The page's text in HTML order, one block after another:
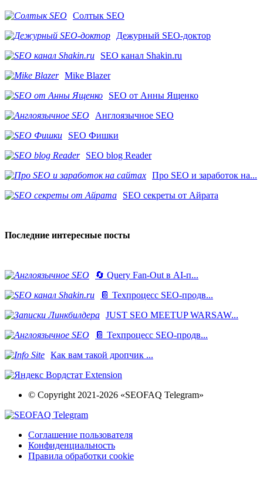
Солтык SEO
Дежурный SEO-доктор
SEO канал Shakin.ru
Mike Blazer
SEO от Анны Ященко
Англоязычное SEO
SEO Фишки
SEO blog Reader
Про SEO и заработок на...
SEO секреты от Айрата
Последние интересные посты
🔄 Query Fan-Out в AI-п...
📔 Техпроцесс SEO-продв...
JUST SEO MEETUP WARSAW...
📔 Техпроцесс SEO-продв...
Как вам такой дропчик ...
© Copyright 2021-2026 «SEOFAQ Telegram»
Соглашение пользователя
Конфиденциальность
Правила обработки cookie